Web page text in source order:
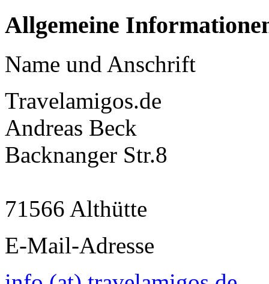
Allgemeine
Name und Anschrift
Travelamigos.de
Andreas Beck
Backnanger Str.8
71566 Althütte
E-Mail-Adresse